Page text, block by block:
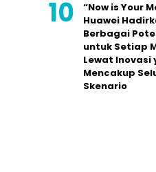
“Now is Your
Huawei
Berbagai
untuk Setiap
Lewat Inovasi
Mencakup
Skenario